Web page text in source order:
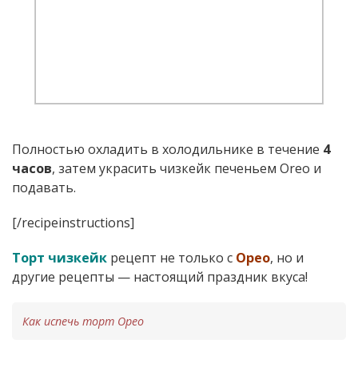
Полностью охладить в холодильнике в течение 4
часов, затем украсить чизкейк печеньем Oreo и
подавать.
[/recipeinstructions]
Торт чизкейк рецепт не только с Орео, но и
другие рецепты — настоящий праздник вкуса!
Как испечь торт Орео